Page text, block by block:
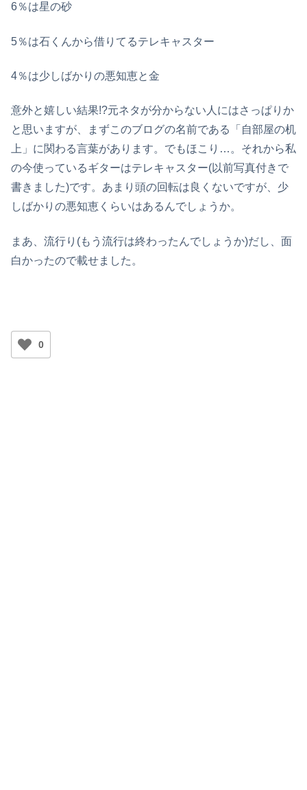
6％は星の砂
5％は石くんから借りてるテレキャスター
4％は少しばかりの悪知恵と金
意外と嬉しい結果!?元ネタが分からない人にはさっぱりか
と思いますが、まずこのブログの名前である「自部屋の机
上」に関わる言葉があります。でもほこり…。それから私
の今使っているギターはテレキャスター(以前写真付きで
書きました)です。あまり頭の回転は良くないですが、少
しばかりの悪知恵くらいはあるんでしょうか。
まあ、流行り(もう流行は終わったんでしょうか)だし、面
白かったので載せました。
0